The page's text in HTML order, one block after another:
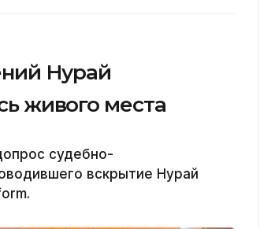
Нурай
живого места
судебно-
вскрытие Нурай